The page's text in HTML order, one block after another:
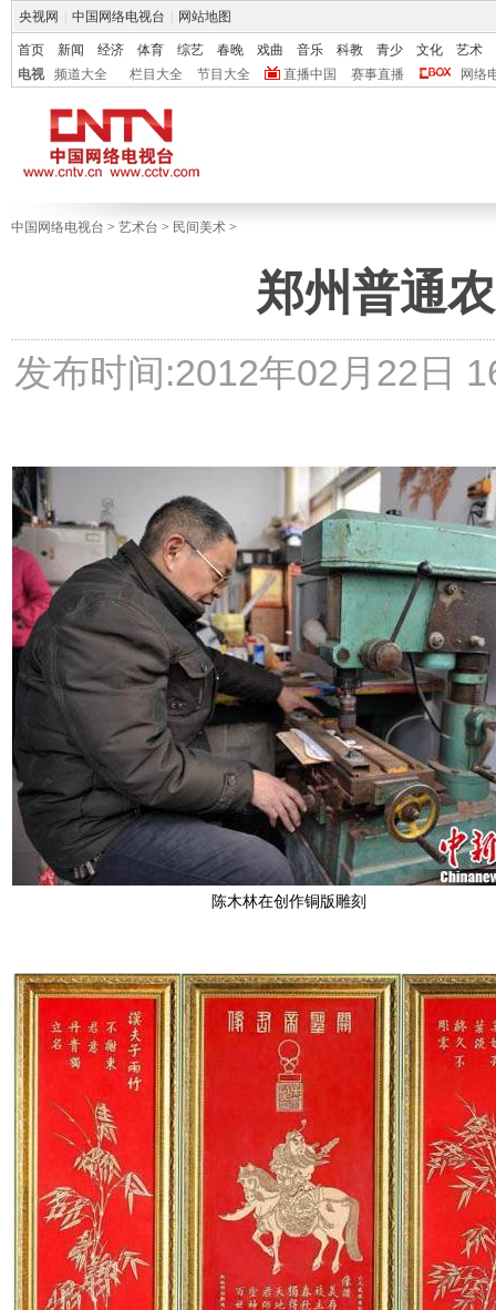
央视网 中国网络电视台 网站地图
首页 新闻 经济 体育 综艺 春晚 戏曲 音乐 科教 青少 文化
艺术
电视
频道大全 栏目大全 节目大全 直播中国 赛事直播 网络
中国网络电视台 > 艺术台 > 民间美术 >
郑州普通
发布时间:2012年02月22日
陈木林在创作铜版雕刻